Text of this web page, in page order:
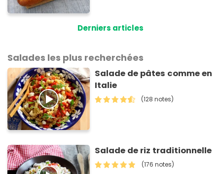
Derniers articles
Salades les plus recherchées
Salade de pâtes comme en
Italie
(128 notes)
Salade de riz traditionnelle
(176 notes)